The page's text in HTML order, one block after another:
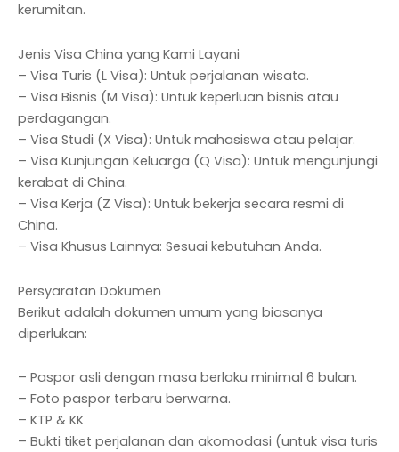
kerumitan.
Jenis Visa China yang Kami Layani
– Visa Turis (L Visa): Untuk perjalanan wisata.
– Visa Bisnis (M Visa): Untuk keperluan bisnis atau
perdagangan.
– Visa Studi (X Visa): Untuk mahasiswa atau pelajar.
– Visa Kunjungan Keluarga (Q Visa): Untuk mengunjungi
kerabat di China.
– Visa Kerja (Z Visa): Untuk bekerja secara resmi di
China.
– Visa Khusus Lainnya: Sesuai kebutuhan Anda.
Persyaratan Dokumen
Berikut adalah dokumen umum yang biasanya
diperlukan:
– Paspor asli dengan masa berlaku minimal 6 bulan.
– Foto paspor terbaru berwarna.
– KTP & KK
– Bukti tiket perjalanan dan akomodasi (untuk visa turis